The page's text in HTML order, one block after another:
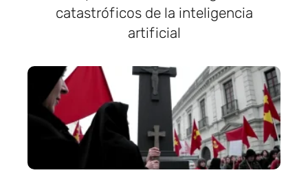
catastróficos de la inteligencia
artificial